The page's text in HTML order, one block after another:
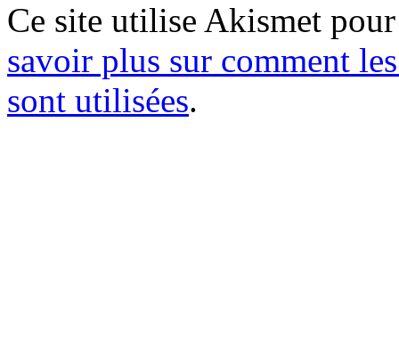
Ce site utilise Akismet
savoir plus sur comment
sont utilisées.